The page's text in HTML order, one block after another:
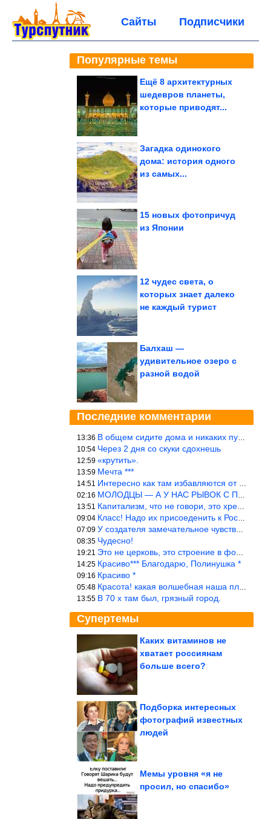
Сайты Подписчики
Популярные темы
Ещё 8 архитектурных
шедевров планеты,
которые приводят...
Загадка одинокого
дома: история одного
из самых...
15 новых фотопричуд
из Японии
12 чудес света, о
которых знает далеко
не каждый турист
Балхаш —
удивительное озеро с
разной водой
Последние комментарии
13:36 В общем сидите дома и никаких путешествий А самая грязная в от
10:54 Через 2 дня со скуки сдохнешь
12:59 «крутить».
13:59 Мечта ***
14:51 Интересно как там избавляются от физиологических и прочих отходо
02:16 МОЛОДЦЫ — А У НАС РЫВОК С ПРОРЫВОМ В ТРУБУ
13:51 Капитализм, что не говори, это хреново (((
09:04 Класс! Надо их присоеденить к России!
07:09 У создателя замечательное чувство юмора! ))
08:35 Чудесно!
19:21 Это не церковь, это строение в форме церкви.
14:25 Красиво*** Благодарю, Полинушка *
09:16 Красиво *
05:48 Красота! какая волшебная наша планета!… еще-бы, мы понимали это…
13:55 В 70 х там был, грязный город.
Супертемы
Каких витаминов не
хватает россиянам
больше всего?
Идеи высоких грядок
Подборка интересных
фотографий известных
людей
Мемы уровня «я не
просил, но спасибо»